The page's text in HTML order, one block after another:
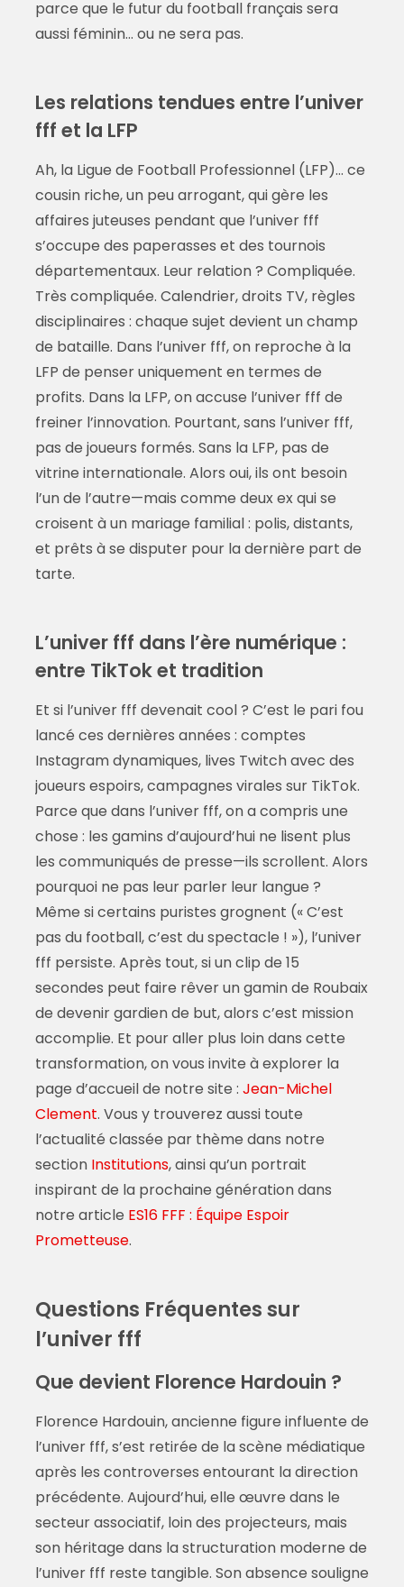
parce que le futur du football français sera
aussi féminin… ou ne sera pas.
Les relations tendues entre l’univer
fff et la LFP
Ah, la Ligue de Football Professionnel (LFP)… ce
cousin riche, un peu arrogant, qui gère les
affaires juteuses pendant que l’univer fff
s’occupe des paperasses et des tournois
départementaux. Leur relation ? Compliquée.
Très compliquée. Calendrier, droits TV, règles
disciplinaires : chaque sujet devient un champ
de bataille. Dans l’univer fff, on reproche à la
LFP de penser uniquement en termes de
profits. Dans la LFP, on accuse l’univer fff de
freiner l’innovation. Pourtant, sans l’univer fff,
pas de joueurs formés. Sans la LFP, pas de
vitrine internationale. Alors oui, ils ont besoin
l’un de l’autre—mais comme deux ex qui se
croisent à un mariage familial : polis, distants,
et prêts à se disputer pour la dernière part de
tarte.
L’univer fff dans l’ère numérique :
entre TikTok et tradition
Et si l’univer fff devenait cool ? C’est le pari fou
lancé ces dernières années : comptes
Instagram dynamiques, lives Twitch avec des
joueurs espoirs, campagnes virales sur TikTok.
Parce que dans l’univer fff, on a compris une
chose : les gamins d’aujourd’hui ne lisent plus
les communiqués de presse—ils scrollent. Alors
pourquoi ne pas leur parler leur langue ?
Même si certains puristes grognent (« C’est
pas du football, c’est du spectacle ! »), l’univer
fff persiste. Après tout, si un clip de 15
secondes peut faire rêver un gamin de Roubaix
de devenir gardien de but, alors c’est mission
accomplie. Et pour aller plus loin dans cette
transformation, on vous invite à explorer la
page d’accueil de notre site : Jean-Michel
Clement. Vous y trouverez aussi toute
l’actualité classée par thème dans notre
section Institutions, ainsi qu’un portrait
inspirant de la prochaine génération dans
notre article ES16 FFF : Équipe Espoir
Prometteuse.
Questions Fréquentes sur
l’univer fff
Que devient Florence Hardouin ?
Florence Hardouin, ancienne figure influente de
l’univer fff, s’est retirée de la scène médiatique
après les controverses entourant la direction
précédente. Aujourd’hui, elle œuvre dans le
secteur associatif, loin des projecteurs, mais
son héritage dans la structuration moderne de
l’univer fff reste tangible. Son absence souligne